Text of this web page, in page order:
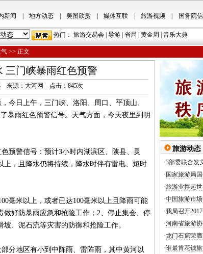
新闻 地方动态| 美图欣赏| 媒体互联| 旅游视频| 国务院
热门： 旅游交易会 导游 省局 黄金周 音乐大典
气 >> 正文
三门峡暴雨红色预警
来源：大河网 点击： 845次
今日上午，三门峡、洛阳、周口、平顶山、
暴雨红色预警信号。天气方面，今天夜里到明
预警信号：预计3小时内湖滨区、陕县、灵
上，且降水仍将持续，降水时伴有雷电、短时
毫米以上，或者已达100毫米以上且降雨可能
好防暴雨应急和抢险工作；2、停止集会、停
、泥石流等灾害的防御和抢险工作。
分地区有小到中阵雨、雷阵雨，其中黄河以
旅游动态
·3部委联合发
· 国家旅游局
·旅游业撑起
·中国旅游市
·我局召开
·河南省旅游
·龙门石窟荣
·谁最肯花钱